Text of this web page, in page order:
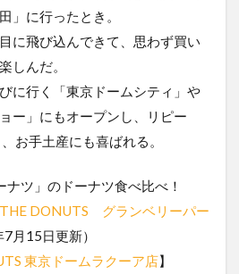
」に行ったとき。
に飛び込んできて、思わず買い
しんだ。
に行く「東京ドームシティ」や
ー」にもオープンし、リピー
お手土産にも喜ばれる。
ナツ」のドーナツ食べ比べ！
THE DONUTS グランベリーパー
月15日更新）
東京ドームラクーア店】